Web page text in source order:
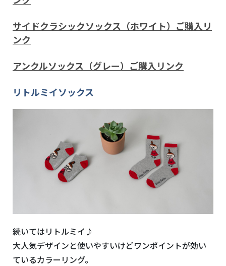
サイドクラシックソックス（ホワイト）ご購入リ
ンク
アンクルソックス（グレー）ご購入リンク
リトルミイソックス
続いてはリトルミイ♪
大人気デザインと使いやすいけどワンポイントが効い
ているカラーリング。